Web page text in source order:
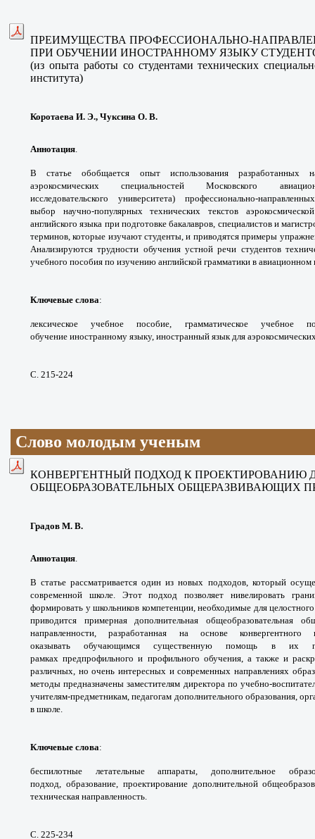
ПРЕИМУЩЕСТВА ПРОФЕССИОНАЛЬНО-
ПРИ ОБУЧЕНИИ ИНОСТРАННОМУ ЯЗЫКУ
(из опыта работы со студентамитехнических
института)
Коротаева И. Э., Чуксина О. В.
Аннотация.
В статье обобщается опыт использования
аэрокосмическихспециальностей Московского
исследовательскогоуниверситета) профессионально-
выбор научно-популярных технических текстов
английского языка при подготовкебакалавров, специалистов и
терминов,которые изучают студенты, и приводятсяпримеры
Анализируются трудности обучения устной речи студентов
учебного пособия по изучению английской грамматики в авиационном
Ключевые слова:
лексическое учебноепособие, грамматическое учебное
обучение иностранному языку, иностранный язык для
С. 215-224
Слово молодым ученым
КОНВЕРГЕНТНЫЙ ПОДХОД К ПРОЕКТИРОВАНИЮ
ОБЩЕОБРАЗОВАТЕЛЬНЫХ ОБЩЕРАЗВИВАЮЩИХ
Градов М. В.
Аннотация.
В статье рассматривается один изновых подходов, который
современной школе. Этот подход позволяет нивелировать
формировать у школьников компетенции, необходимые для
приводится примерная дополнительная общеобразовательная
направленности,разработанная на основе конвергентного
оказыватьобучающимся существенную помощь в их
рамкахпредпрофильного и профильного обучения, а также и
различных, но очень интересных исовременных направлениях
методыпредназначены заместителям директора поучебно-
учителям-предметникам, педагогам дополнительного образования,
в школе.
Ключевые слова:
беспилотные летательныеаппараты, дополнительное
подход, образование, проектирование дополнительной
техническая направленность.
С. 225-234